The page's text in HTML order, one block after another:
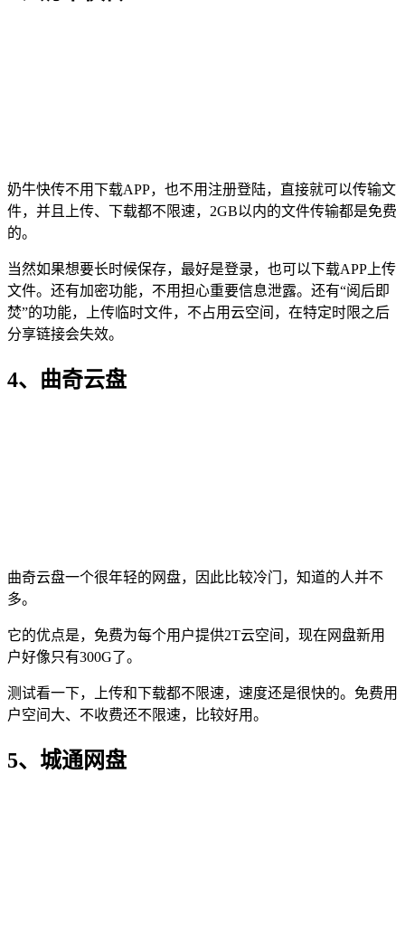
奶牛快传不用下载APP，也不用注册登陆，直接就可以传输文
件，并且上传、下载都不限速，2GB以内的文件传输都是免费
的。
当然如果想要长时候保存，最好是登录，也可以下载APP上传
文件。还有加密功能，不用担心重要信息泄露。还有“阅后即
焚”的功能，上传临时文件，不占用云空间，在特定时限之后
分享链接会失效。
4、曲奇云盘
曲奇云盘一个很年轻的网盘，因此比较冷门，知道的人并不
多。
它的优点是，免费为每个用户提供2T云空间，现在网盘新用
户好像只有300G了。
测试看一下，上传和下载都不限速，速度还是很快的。免费用
户空间大、不收费还不限速，比较好用。
5、城通网盘